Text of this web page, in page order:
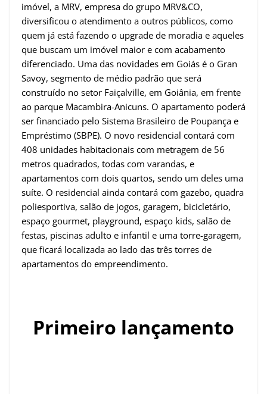
imóvel, a MRV, empresa do grupo MRV&CO,
diversificou o atendimento a outros públicos, como
quem já está fazendo o upgrade de moradia e aqueles
que buscam um imóvel maior e com acabamento
diferenciado. Uma das novidades em Goiás é o Gran
Savoy, segmento de médio padrão que será
construído no setor Faiçalville, em Goiânia, em frente
ao parque Macambira-Anicuns. O apartamento poderá
ser financiado pelo Sistema Brasileiro de Poupança e
Empréstimo (SBPE). O novo residencial contará com
408 unidades habitacionais com metragem de 56
metros quadrados, todas com varandas, e
apartamentos com dois quartos, sendo um deles uma
suíte. O residencial ainda contará com gazebo, quadra
poliesportiva, salão de jogos, garagem, bicicletário,
espaço gourmet, playground, espaço kids, salão de
festas, piscinas adulto e infantil e uma torre-garagem,
que ficará localizada ao lado das três torres de
apartamentos do empreendimento.
Primeiro lançamento